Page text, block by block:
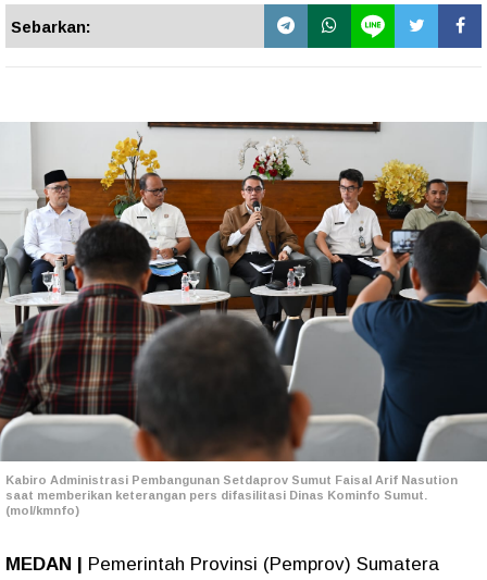
Sebarkan:
Kabiro Administrasi Pembangunan Setdaprov Sumut Faisal Arif Nasution
saat memberikan keterangan pers difasilitasi Dinas Kominfo Sumut.
(mol/kmnfo)
MEDAN | Pemerintah Provinsi (Pemprov) Sumatera